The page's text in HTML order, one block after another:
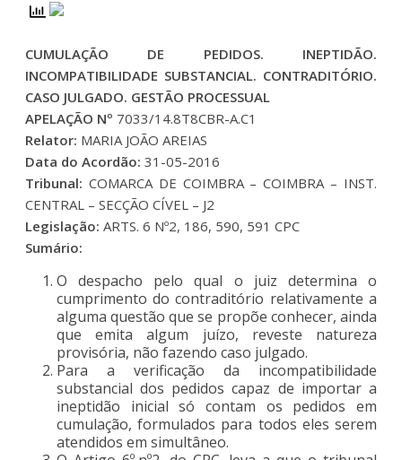
CUMULAÇÃO DE PEDIDOS. INEPTIDÃO.
INCOMPATIBILIDADE SUBSTANCIAL. CONTRADITÓRIO.
CASO JULGADO. GESTÃO PROCESSUAL
APELAÇÃO Nº 7033/14.8T8CBR-A.C1
Relator: MARIA JOÃO AREIAS
Data do Acordão:31-05-2016
Tribunal: COMARCA DE COIMBRA – COIMBRA – INST.
CENTRAL – SECÇÃO CÍVEL – J2
Legislação:ARTS. 6 Nº2, 186, 590, 591 CPC
Sumário:
O despacho pelo qual o juiz determina o
cumprimento do contraditório relativamente a
alguma questão que se propõe conhecer, ainda
que emita algum juízo, reveste natureza
provisória, não fazendo caso julgado.
Para a verificação da incompatibilidade
substancial dos pedidos capaz de importar a
ineptidão inicial só contam os pedidos em
cumulação, formulados para todos eles serem
atendidos em simultâneo.